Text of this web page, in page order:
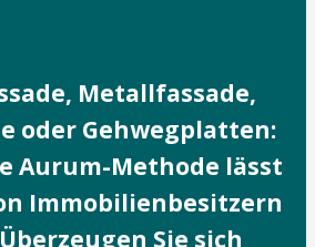
Metallfassade,
oder Gehwegplatten:
Aurum-Methode lässt
Immobilienbesitzern
Sie sich